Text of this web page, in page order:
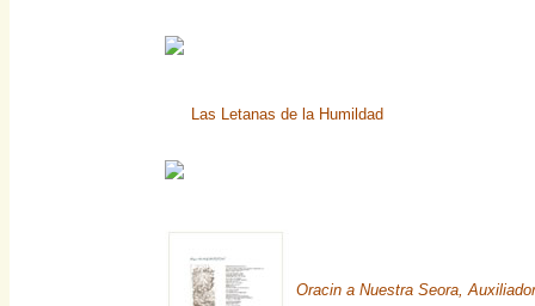
Las Letanas de la Humildad
Oracin a Nuestra Seora,